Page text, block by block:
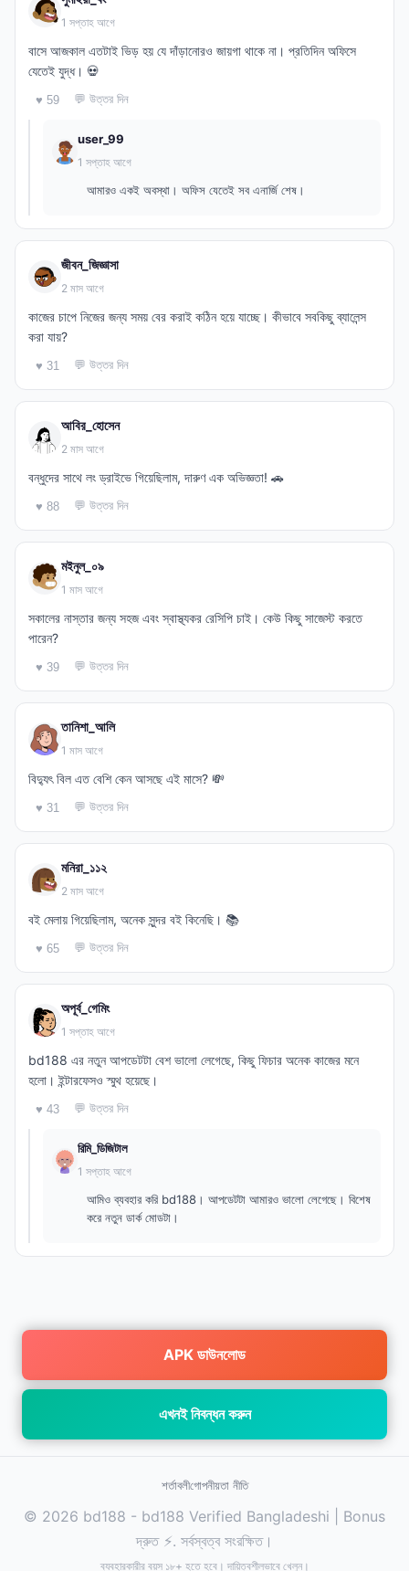
1 সপ্তাহ আগে
বাসে আজকাল এতটাই ভিড় হয় যে দাঁড়ানোরও জায়গা থাকে না। প্রতিদিন অফিসে
যেতেই যুদ্ধ। 💀
♥ 59 💬 উত্তর দিন
user_99
1 সপ্তাহ আগে
আমারও একই অবস্থা। অফিস যেতেই সব এনার্জি শেষ।
জীবন_জিজ্ঞাসা
2 মাস আগে
কাজের চাপে নিজের জন্য সময় বের করাই কঠিন হয়ে যাচ্ছে। কীভাবে সবকিছু ব্যালেন্স
করা যায়?
♥ 31 💬 উত্তর দিন
আবির_হোসেন
2 মাস আগে
বন্ধুদের সাথে লং ড্রাইভে গিয়েছিলাম, দারুণ এক অভিজ্ঞতা! 🚗
♥ 88 💬 উত্তর দিন
মইনুল_০৯
1 মাস আগে
সকালের নাস্তার জন্য সহজ এবং স্বাস্থ্যকর রেসিপি চাই। কেউ কিছু সাজেস্ট করতে
পারেন?
♥ 39 💬 উত্তর দিন
তানিশা_আলি
1 মাস আগে
বিদ্যুৎ বিল এত বেশি কেন আসছে এই মাসে? 💸
♥ 31 💬 উত্তর দিন
মনিরা_১১২
2 মাস আগে
বই মেলায় গিয়েছিলাম, অনেক সুন্দর বই কিনেছি। 📚
♥ 65 💬 উত্তর দিন
অপূর্ব_গেমিং
1 সপ্তাহ আগে
bd188 এর নতুন আপডেটটা বেশ ভালো লেগেছে, কিছু ফিচার অনেক কাজের মনে
হলো। ইন্টারফেসও স্মুথ হয়েছে।
♥ 43 💬 উত্তর দিন
রিমি_ডিজিটাল
1 সপ্তাহ আগে
আমিও ব্যবহার করি bd188। আপডেটটা আমারও ভালো লেগেছে। বিশেষ
করে নতুন ডার্ক মোডটা।
APK ডাউনলোড
এখনই নিবন্ধন করুন
শর্তাবলীগোপনীয়তা নীতি
© 2026 bd188 - bd188 Verified Bangladeshi | Bonus
দ্রুত ⚡. সর্বস্বত্ব সংরক্ষিত।
ব্যবহারকারীর বয়স ১৮+ হতে হবে। দায়িত্বশীলভাবে খেলুন।